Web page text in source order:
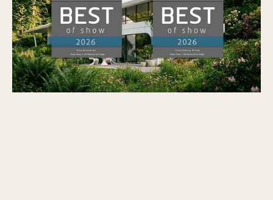
Economics Prize na AIA26
Opublikowano7/7/2026